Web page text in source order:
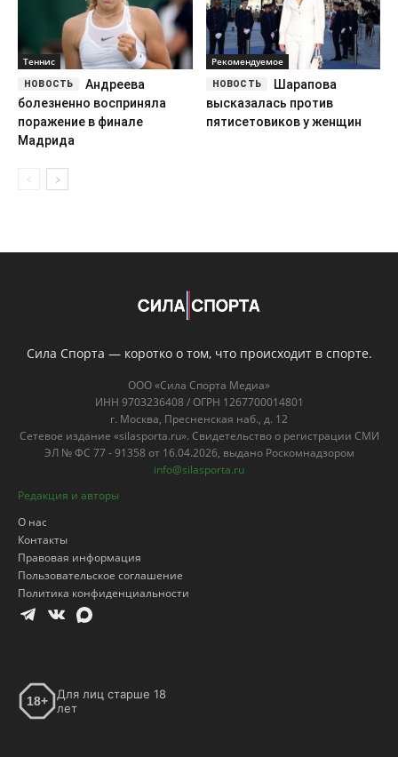
Теннис
Андреева
болезненно восприняла
поражение в финале
Мадрида
Рекомендуемое
Шарапова
высказалась против
пятисетовиков у женщин
Сила Спорта — коротко о том, что происходит в спорте.
ООО «Сила Спорта Медиа»
ИНН 9703236408 / ОГРН 1267700014801
г. Москва, Пресненская наб., д. 12
Сетевое издание «silasporta.ru». Свидетельство о регистрации СМИ
ЭЛ № ФС 77 - 91358 от 16.04.2026, выдано Роскомнадзором
info@silasporta.ru
Редакция и авторы
О нас
Контакты
Правовая информация
Пользовательское соглашение
Политика конфиденциальности
18+
Для лиц старше 18
лет